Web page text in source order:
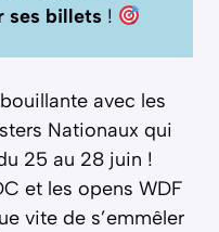
ses billets !
avec les
Nationaux qui
25 au 28 juin !
et les opens WDF
vite de s’emmêler